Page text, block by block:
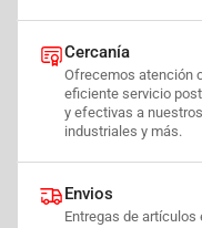
Cercanía
Ofrecemos atención
eficiente servicio
y efectivas a
industriales y más.
Envios
Entregas de